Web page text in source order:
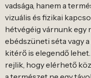
vadsága, hanem a
vizuális és fizikai
hétvégéig várnunk egy
ebédszüneti séta vagy
kitérő is elegendő
rejlik, hogy elérhető